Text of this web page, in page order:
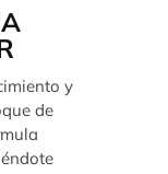
y
de